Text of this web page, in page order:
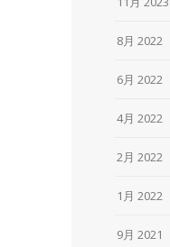
8月 2022
6月 2022
4月 2022
2月 2022
1月 2022
9月 2021